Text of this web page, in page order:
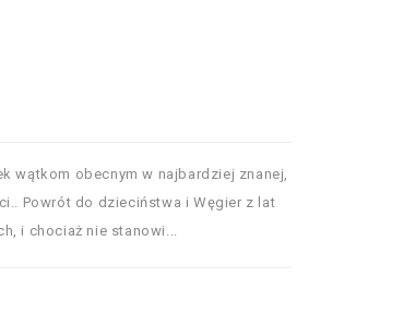
wątkom obecnym w najbardziej znanej,
Powrót do dzieciństwa i Węgier z lat
i chociaż nie stanowi...